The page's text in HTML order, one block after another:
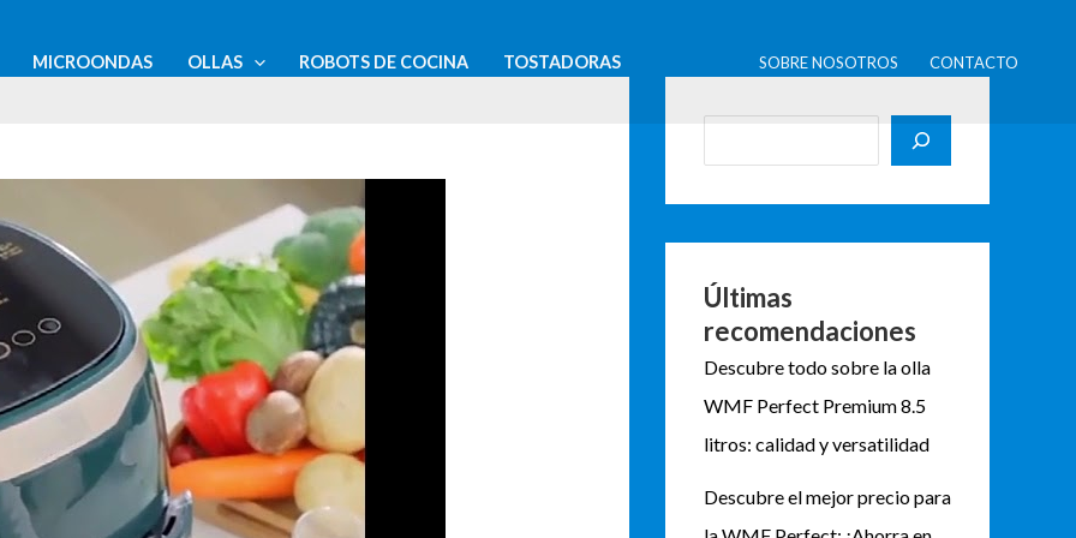
MICROONDAS OLLAS ROBOTS DE COCINA TOSTADORAS SOBRE NOSOTROS CONTACTO
a
r
Últimas
recomendaciones
Descubre todo sobre la olla
WMF Perfect Premium 8.5
litros: calidad y versatilidad
Descubre el mejor precio para